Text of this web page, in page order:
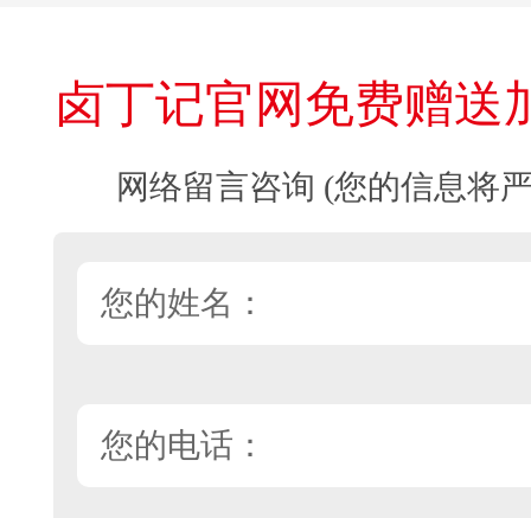
卤丁记官网免费赠送
网络留言咨询 (您的信息将